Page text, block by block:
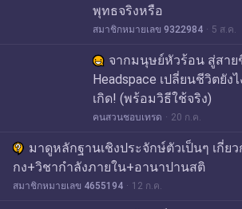
พุทธจริงหรือ
สมาชิกหมายเลข 9322984 5 ส.ค.
จากมนุษย์หัวร้อน สู่สาย
Headspace เปลี่ยนชีวิตยั
เกิด! (พร้อมวิธีใช้จริง)
คนสวนชอบเทรด 20 ก.ค.
มาดูหลักฐานเชิงประจักษ์ตัวเป็นๆ เกี่ย
กง+วิชากำลังภายใน+อานาปานสติ
สมาชิกหมายเลข 4655194 12 ก.ค.